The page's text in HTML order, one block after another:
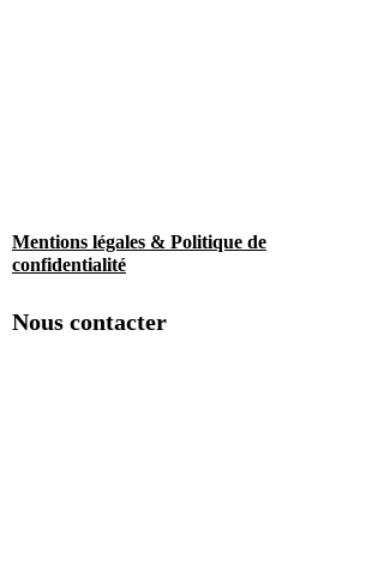
Mentions légales & Politique de
confidentialité
Nous contacter